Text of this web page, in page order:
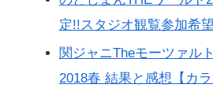
定!!スタジオ観覧参加希
関ジャニTheモーツァル
2018春 結果と感想【カラ